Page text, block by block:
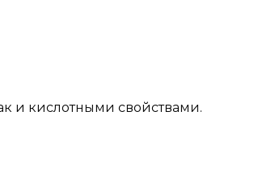
и кислотными свойствами.